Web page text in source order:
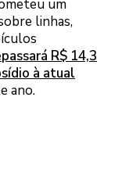
um
linhas,
R$ 14,3
à atual
ano.